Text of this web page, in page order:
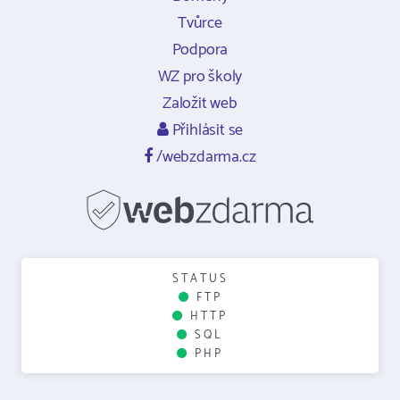
Tvůrce
Podpora
WZ pro školy
Založit web
Přihlásit se
/webzdarma.cz
STATUS
FTP
HTTP
SQL
PHP